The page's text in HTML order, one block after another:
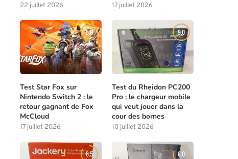
22 juillet 2026 17 juillet 2026
8.0
Test Star Fox sur
Nintendo Switch 2 : le
retour gagnant de Fox
McCloud
17 juillet 2026
9.0
Test du Rheidon PC200
Pro : le chargeur mobile
qui veut jouer dans la
cour des bornes
10 juillet 2026
8.5 8.0